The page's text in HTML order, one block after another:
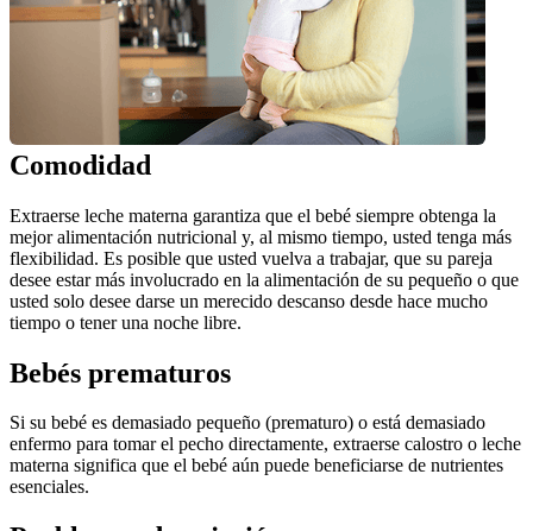
Comodidad
Extraerse leche materna garantiza que el bebé siempre obtenga la
mejor alimentación nutricional y, al mismo tiempo, usted tenga más
flexibilidad. Es posible que usted vuelva a trabajar, que su pareja
desee estar más involucrado en la alimentación de su pequeño o que
usted solo desee darse un merecido descanso desde hace mucho
tiempo o tener una noche libre.
Bebés prematuros
Si su bebé es demasiado pequeño (prematuro) o está demasiado
enfermo para tomar el pecho directamente, extraerse calostro o leche
materna significa que el bebé aún puede beneficiarse de nutrientes
esenciales.